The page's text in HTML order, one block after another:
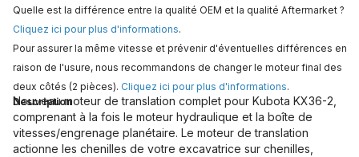
Quelle est la différence entre la qualité OEM et la qualité Aftermarket ?
Cliquez ici pour plus d'informations.
Pour assurer la même vitesse et prévenir d'éventuelles différences en
raison de l'usure, nous recommandons de changer le moteur final des
deux côtés (2 pièces). Cliquez ici pour plus d'informations.
Description
Nouveau moteur de translation complet pour Kubota KX36-2,
comprenant à la fois le moteur hydraulique et la boîte de
vitesses/engrenage planétaire. Le moteur de translation
actionne les chenilles de votre excavatrice sur chenilles,